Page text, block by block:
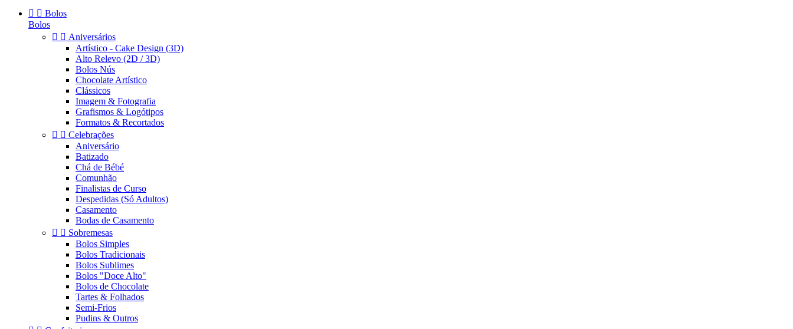
  Bolos
Bolos
  Aniversários
Artístico - Cake Design (3D)
Alto Relevo (2D / 3D)
Bolos Nús
Chocolate Artístico
Clássicos
Imagem & Fotografia
Grafismos & Logótipos
Formatos & Recortados
  Celebrações
Aniversário
Batizado
Chá de Bébé
Comunhão
Finalistas de Curso
Despedidas (Só Adultos)
Casamento
Bodas de Casamento
  Sobremesas
Bolos Simples
Bolos Tradicionais
Bolos Sublimes
Bolos "Doce Alto"
Bolos de Chocolate
Tartes & Folhados
Semi-Frios
Pudins & Outros